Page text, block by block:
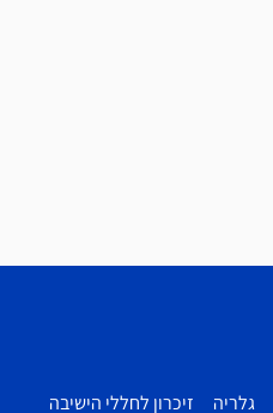
גלריה זיכרון לחללי הישיבה